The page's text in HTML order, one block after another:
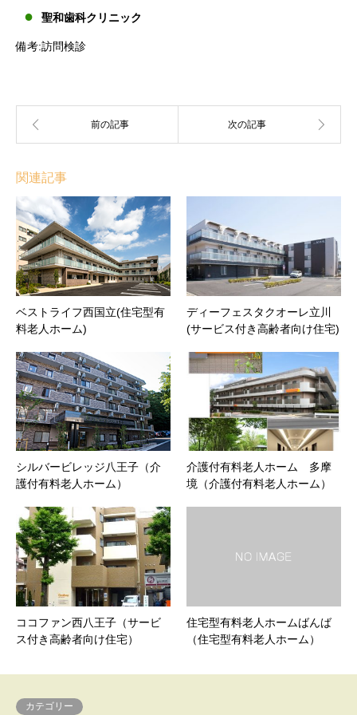
聖和歯科クリニック
備考:訪問検診
関連記事
ベストライフ西国立(住宅型有
料老人ホーム)
ディーフェスタクオーレ立川
(サービス付き高齢者向け住宅)
シルバービレッジ八王子（介
護付有料老人ホーム）
介護付有料老人ホーム 多摩
境（介護付有料老人ホーム）
ココファン西八王子（サービ
ス付き高齢者向け住宅）
住宅型有料老人ホームばんば
（住宅型有料老人ホーム）
カテゴリー